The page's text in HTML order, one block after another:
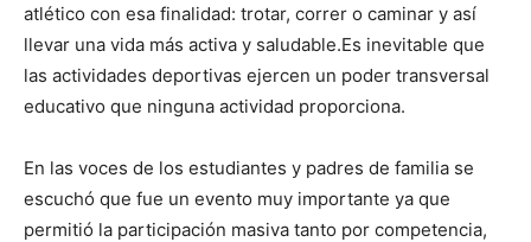
atlético con esa finalidad: trotar, correr o caminar y así
llevar una vida más activa y saludable.Es inevitable que
las actividades deportivas ejercen un poder transversal
educativo que ninguna actividad proporciona.
En las voces de los estudiantes y padres de familia se
escuchó que fue un evento muy importante ya que
permitió la participación masiva tanto por competencia,